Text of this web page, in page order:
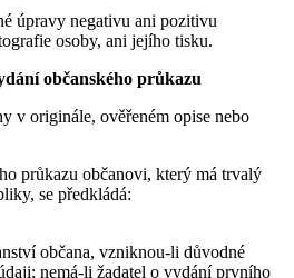
úpravy negativu ani pozitivu
osoby, ani jejího tisku.
občanského průkazu
v originále, ověřeném opise nebo
průkazu občanovi, který má trvalý
se předkládá:
občana, vzniknou-li důvodné
nemá-li žadatel o vydání prvního